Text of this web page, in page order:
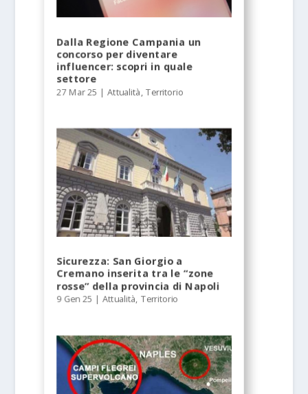
Dalla Regione Campania un
concorso per diventare
influencer: scopri in quale
settore
27 Mar 25 |Attualità ,Territorio
Sicurezza: San Giorgio a
Cremano inserita tra le “zone
rosse” della provincia di Napoli
9 Gen 25 |Attualità, Territorio